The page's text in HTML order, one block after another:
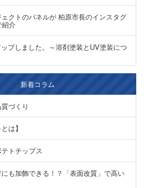
クトのパネルが 柏原市長のインスタグ
介
プしました。～溶剤塗装とUV塗装につ
新着コラム
づくり
は】
トチップス
も加飾できる！？「表面改質」で高い